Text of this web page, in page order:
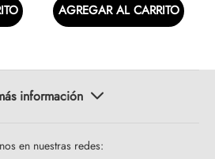
AGREGAR AL CARRITO
en nuestras redes: